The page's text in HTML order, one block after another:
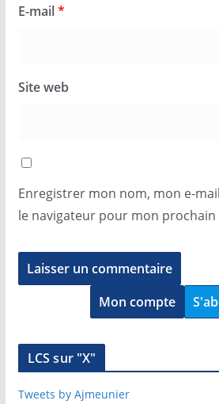
E-mail*
Site web
Enregistrer mon nom, mon e-
le navigateur pour mon
Mon compte
LCS sur "X"
Tweets by Ajmeunier